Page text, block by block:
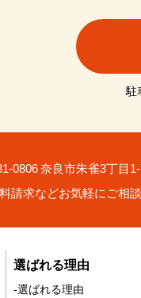
駐
0806 奈良市朱雀3丁目
請求などお気軽にご相談
選ばれる理由
-選ばれる理由